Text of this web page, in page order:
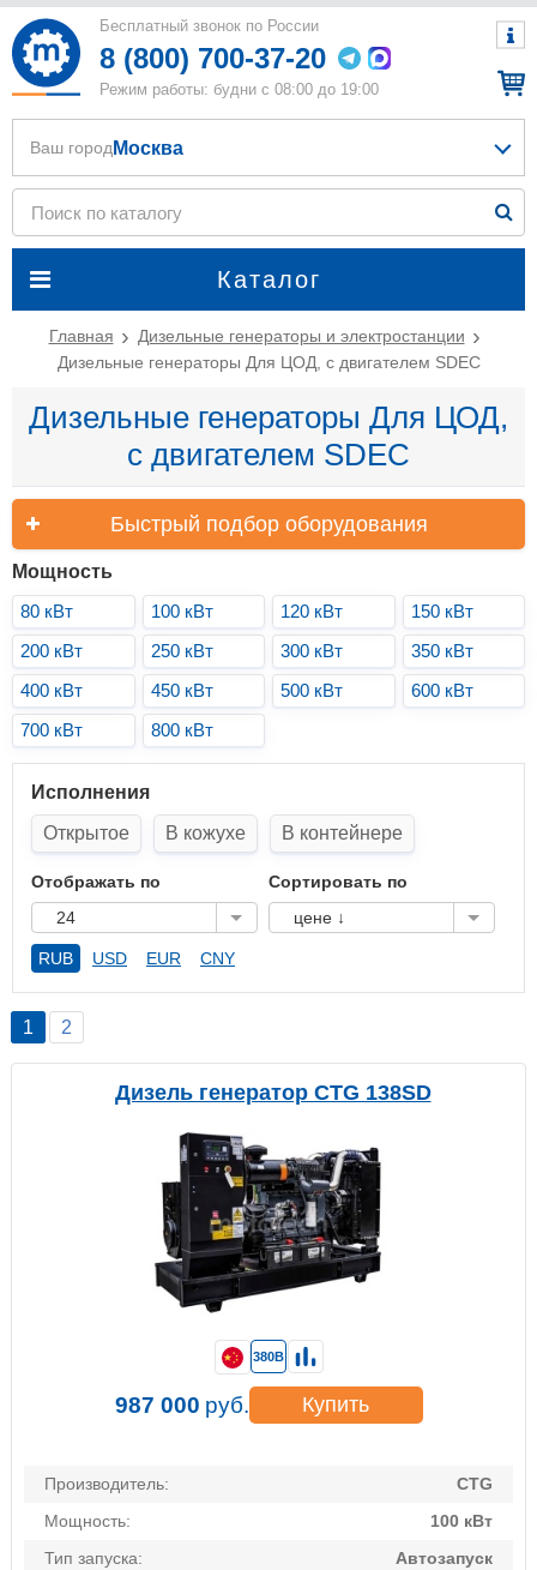
Бесплатный звонок по России
8 (800) 700-37-20
Режим работы: будни с 08:00 до 19:00
Каталог
Ваш город Москва
Главная
Дизельные генераторы и электростанции
Дизельные генераторы Для ЦОД, с двигателем SDEC
Дизельные генераторы Для ЦОД,
с двигателем SDEC
Быстрый подбор оборудования
Мощность
80 кВт
100 кВт 120 кВт
150 кВт
200 кВт
250 кВт 300 кВт
350 кВт
400 кВт
450 кВт 500 кВт
600 кВт
700 кВт
800 кВт
Исполнения
Открытое
В кожухе В контейнере
Отображать по
24
Сортировать по
цене ↓
RUB USD EUR CNY
1 2
Дизель генератор CTG 138SD
Производитель:
CTG
Мощность:
100 кВт
Тип запуска:
Автозапуск
380В
987 000 руб. Купить